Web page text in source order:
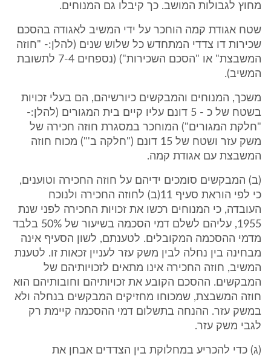
מחוץ לגבולות המושב. כך קיבלו גם המנוחים.
שטח אגודת קמה הוחכר על ידי המשיב לאגודה בהסכם
שכירות דו צדדי המתחדש כל שלוש שנים (להלן:- "חוזה
המשבצת" או "הסכם השכירות") (נספחים 7-4 לתשובת
המשיב).
משכך, המנוחים והמבקשים כיורשיהם, הם בעלי זכויות
בשטח של כ - 5 דונם עליו קיים בית המגורים (להלן:-
"חלקת המגורים") המוחכר במסגרת חוזה חכירה של
משק עזר ושטח של 15 דונם ("חלקה ב'") מכוח חוזה
המשבצת עם אגודת קמה.
(ב) המבקשים סומכים ידיהם על חוזה החכירה וטוענים,
כי לפי הוראת סעיף 11(ב) לחוזה החכירה ולנוכח
העובדה, כי המנוחים רכשו את זכויות החכירה לפני שנת
1955, עליהם לשלם דמי הסכמה בשיעור של 50% בלבד
מדמי ההסכמה המקובלים. לטענתם, לשון הסעיף אינה
מבחינה בין נחלה לבין משק עזר לעניין זכאות זו. לטענת
המשיב, חוזה החכירה אינו מתאים לזכויותיהם של
המבקשים. ההסכם הקובע את זכויותיהם וחובותיהם הוא
חוזה המשבצת, שמכוחו מחזיקים המבקשים בנחלה ולא
במשק עזר. ההנחה בתשלום דמי ההסכמה קיימת רק
לגבי משק עזר.
(ג) כדי להכריע במחלוקת בין הצדדים אבחן את